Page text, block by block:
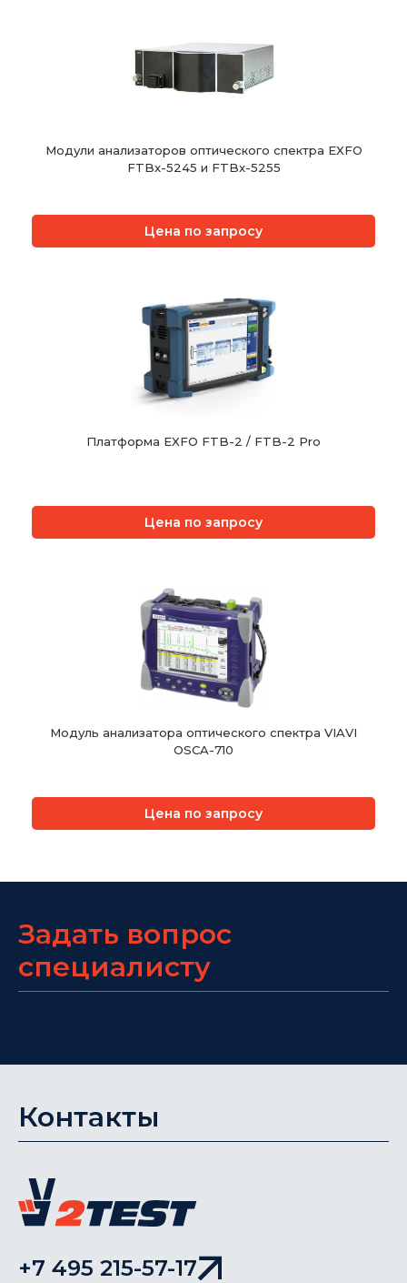
Модули анализаторов оптического спектра EXFO
FTBx-5245 и FTBx-5255
Цена по запросу
Платформа EXFO FTB-2 / FTB-2 Pro
Цена по запросу
Модуль анализатора оптического спектра VIAVI
OSCA-710
Цена по запросу
Задать вопрос
специалисту
Контакты
+7 495 215-57-17